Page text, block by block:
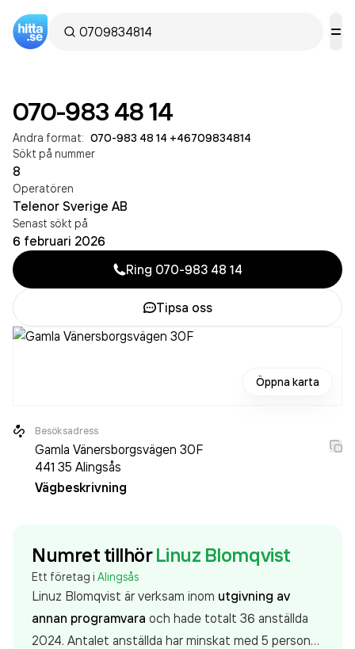
070-983 48 14
Andra format: 070-983 48 14 +46709834814
Sökt på nummer
8
Operatören
Telenor Sverige AB
Senast sökt på
6 februari 2026
Ring 070-983 48 14
Tipsa oss
Öppna karta
Besöksadress
Gamla Vänersborgsvägen 30F
441 35 Alingsås
Vägbeskrivning
Numret tillhör Linuz Blomqvist
Ett företag i Alingsås
Linuz Blomqvist är verksam inom utgivning av
annan programvara och hade totalt 36 anställda
2024. Antalet anställda har minskat med 5 personer